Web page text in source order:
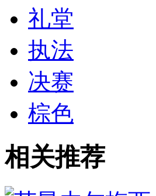
礼堂
执法
决赛
棕色
相关推荐